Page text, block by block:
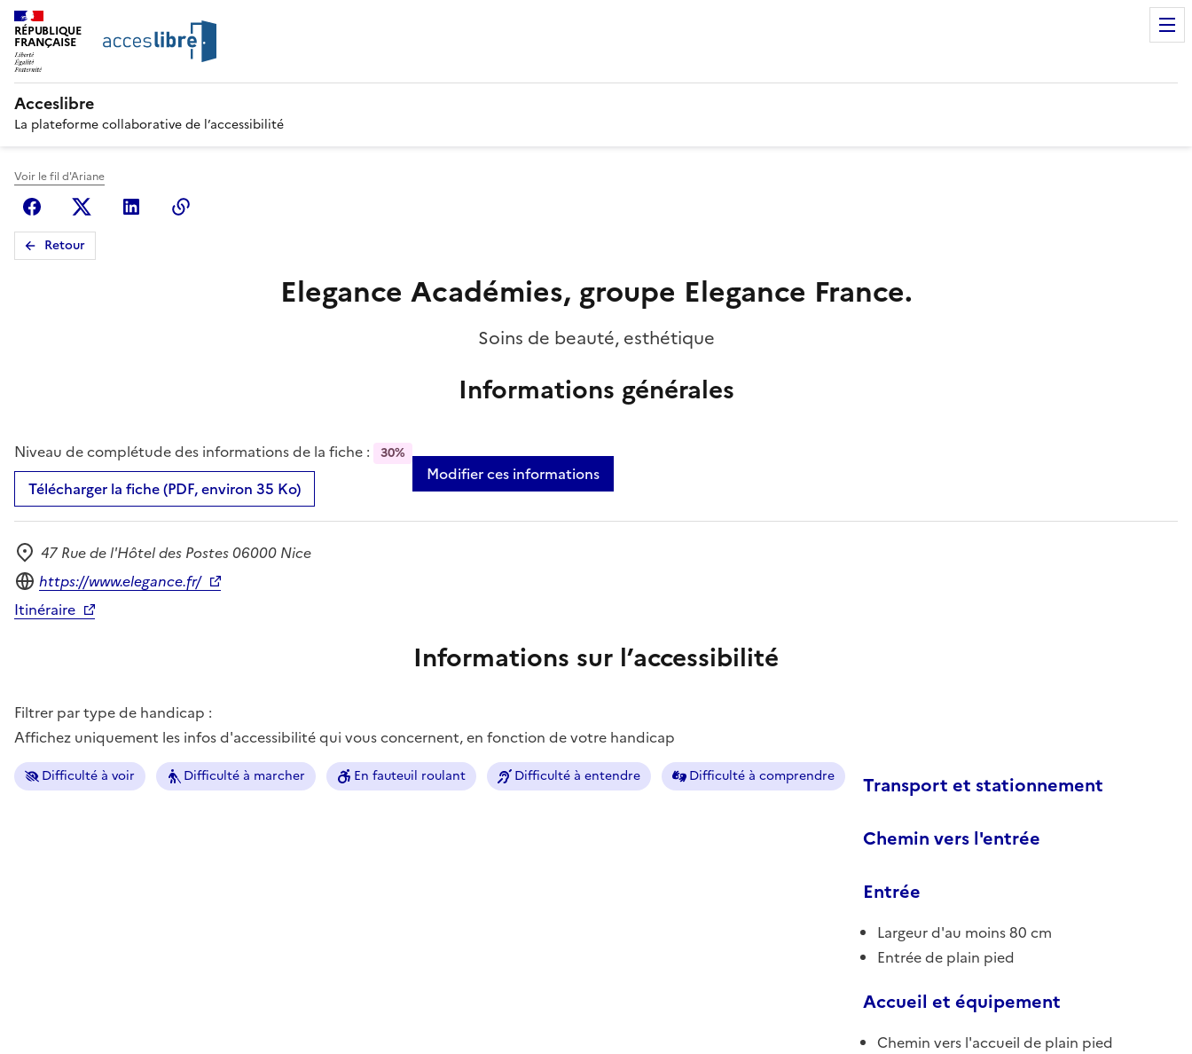
RÉPUBLIQUE
FRANÇAISE
Acceslibre
La plateforme collaborative de l’accessibilité
Voir le fil d'Ariane
FacebookX (anciennement Twitter)
Linkedin
Retour
Elegance Académies, groupe Elegance France.
Soins de beauté, esthétique
Informations générales
Niveau de complétude des informations de la fiche : 30%
Télécharger la fiche (PDF, environ 35 Ko)
Modifier ces informations
Adresse
47 Rue de l'Hôtel des Postes 06000 Nice
Site internet
https://www.elegance.fr/
Itinéraire
Informations sur l’accessibilité
Filtrer par type de handicap :
Affichez uniquement les infos d'accessibilité qui vous concernent, en fonction de votre handicap
Difficulté à voir Difficulté à marcher En fauteuil roulant Difficulté à entendre Difficulté à comprendre
Transport et stationnement
Chemin vers l'entrée
Entrée
Largeur d'au moins 80 cm
Entrée de plain pied
Accueil et équipement
Chemin vers l'accueil de plain pied